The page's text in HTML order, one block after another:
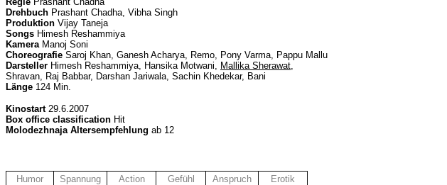
Drehbuch Prashant Chadha, Vibha Singh
Produktion Vijay Taneja
Songs Himesh Reshammiya
KameraManoj Soni
Choreografie Saroj Khan, Ganesh Acharya, Remo, Pony Varma, Pappu Mallu
Darsteller Himesh Reshammiya, Hansika Motwani, Mallika Sherawat,
Shravan, Raj Babbar, Darshan Jariwala, Sachin Khedekar, Bani
Länge 124 Min.
Kinostart29.6.2007
Box office classification Hit
Molodezhnaja Altersempfehlung ab 12
Humor Spannung Action Gefühl Anspruch
Erotik